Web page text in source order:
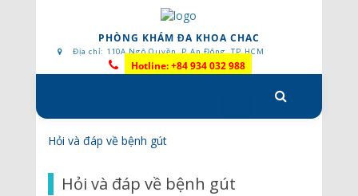
PHÒNG KHÁM ĐA KHOA CHAC
Địa chỉ: 110A Ngô Quyền, P.An Đông, TP.HCM
Hotline: +84 934 032 988
to
Hỏi và đáp về bệnh gút
Hỏi và đáp về bệnh gút